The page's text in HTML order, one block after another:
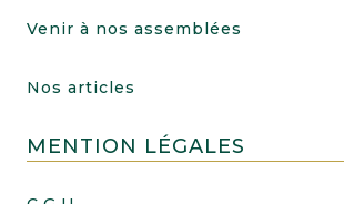
Venir à nos assemblées
Nos articles
MENTION LÉGALES